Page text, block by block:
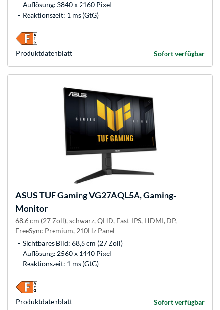
Auflösung: 3840 x 2160 Pixel
Reaktionszeit: 1 ms (GtG)
Sofort verfügbar
Produkt­datenblatt
ASUSTUF Gaming VG27AQL5A, Gaming-
Monitor
68.6 cm (27 Zoll), schwarz, QHD, Fast-IPS, HDMI, DP,
FreeSync Premium, 210Hz Panel
Sichtbares Bild: 68,6 cm (27 Zoll)
Auflösung: 2560 x 1440 Pixel
Reaktionszeit: 1 ms (GtG)
Sofort verfügbar
Produkt­datenblatt